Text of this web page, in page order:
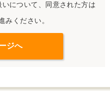
について、同意された方は
みください。